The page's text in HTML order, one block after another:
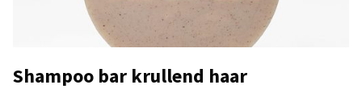
Shampoo bar krullend haar